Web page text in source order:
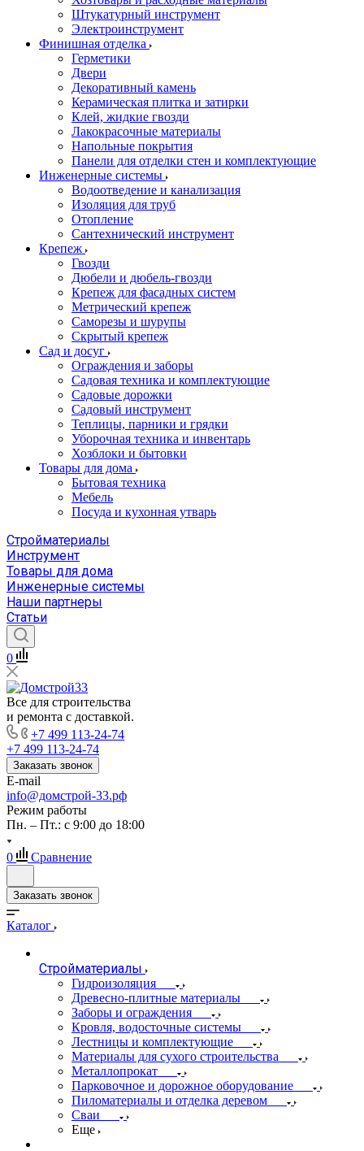
Штукатурный инструмент
Электроинструмент
Финишная отделка
Герметики
Двери
Декоративный камень
Керамическая плитка и затирки
Клей, жидкие гвозди
Лакокрасочные материалы
Напольные покрытия
Панели для отделки стен и комплектующие
Инженерные системы
Водоотведение и канализация
Изоляция для труб
Отопление
Сантехнический инструмент
Крепеж
Гвозди
Дюбели и дюбель-гвозди
Крепеж для фасадных систем
Метрический крепеж
Саморезы и шурупы
Скрытый крепеж
Сад и досуг
Ограждения и заборы
Садовая техника и комплектующие
Садовые дорожки
Садовый инструмент
Теплицы, парники и грядки
Уборочная техника и инвентарь
Хозблоки и бытовки
Товары для дома
Бытовая техника
Мебель
Посуда и кухонная утварь
Стройматериалы
Инструмент
Товары для дома
Инженерные системы
Наши партнеры
Статьи
0
Все для строительства
и ремонта с доставкой.
+7 499 113-24-74
+7 499 113-24-74
Заказать звонок
E-mail
info@домстрой-33.рф
Режим работы
Пн. – Пт.: с 9:00 до 18:00
0 Сравнение
Заказать звонок
Каталог
Стройматериалы
Гидроизоляция
Древесно-плитные материалы
Заборы и ограждения
Кровля, водосточные системы
Лестницы и комплектующие
Материалы для сухого строительства
Металлопрокат
Парковочное и дорожное оборудование
Пиломатериалы и отделка деревом
Сваи
Еще